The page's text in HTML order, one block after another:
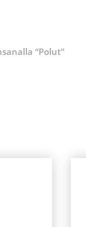
“Polut”